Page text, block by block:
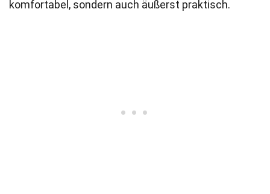
komfortabel, sondern auch äußerst praktisch.